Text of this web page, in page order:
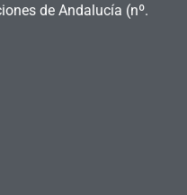
de Andalucía (nº.